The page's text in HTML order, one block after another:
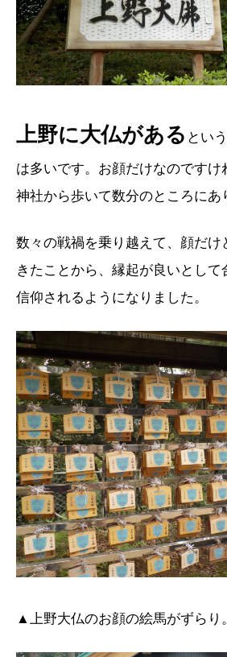
上野に大仏がある とい
は多いです。お顔だけなのですけ
神社から歩いて数分のところにあ
数々の戦禍を乗り越えて、顔だけ
きたことから、縁起が良いとして
信仰されるようになりました。
▲上野大仏のお顔の絵馬がずらり。